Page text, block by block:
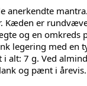
anerkendte
Kæden er
og en omkreds
legering med en
alt: 7 g. Ved
og pænt i årevis.